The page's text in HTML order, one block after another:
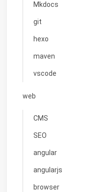
Mkdocs
git
hexo
maven
vscode
web
CMS
SEO
angular
angularjs
browser